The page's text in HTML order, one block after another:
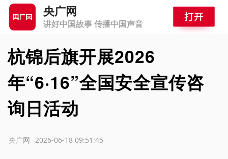
央广网
讲好中国故事 传播中国声音
杭锦后旗开展2026
年“6·16”全国安全宣传咨
询日活动
2026-06-18 09:51:45
央广网